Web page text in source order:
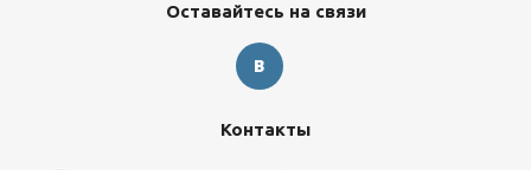
Оставайтесь на связи
Контакты